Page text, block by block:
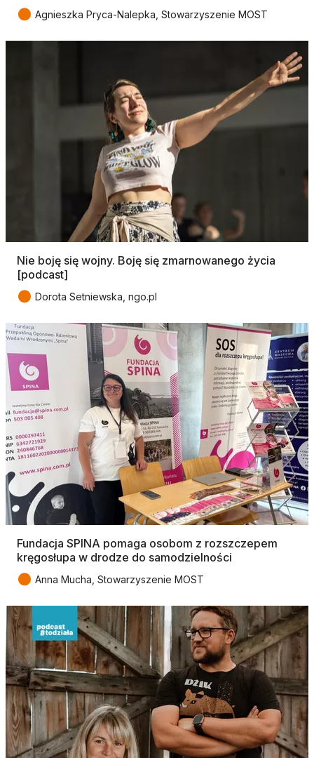
● Agnieszka Pryca-Nalepka, Stowarzyszenie MOST
Nie boję się wojny. Boję się zmarnowanego życia
[podcast]
● Dorota Setniewska, ngo.pl
Fundacja SPINA pomaga osobom z rozszczepem
kręgosłupa w drodze do samodzielności
● Anna Mucha, Stowarzyszenie MOST